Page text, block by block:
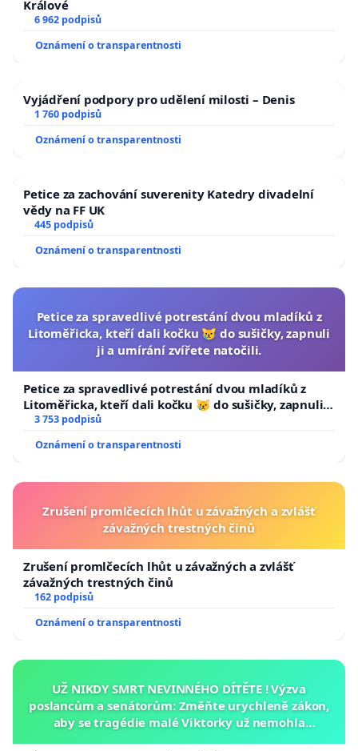
Králové
6 962 podpisů
Oznámení o transparentnosti
Vyjádření podpory pro udělení milosti – Denis
1 760 podpisů
Oznámení o transparentnosti
Petice za zachování suverenity Katedry divadelní
vědy na FF UK
445 podpisů
Oznámení o transparentnosti
Petice za spravedlivé potrestání dvou mladíků z
Litoměřicka, kteří dali kočku 😿 do sušičky, zapnuli
ji a umírání zvířete natočili.
Petice za spravedlivé potrestání dvou mladíků z
Litoměřicka, kteří dali kočku 😿 do sušičky, zapnuli ji
a umírání zvířete natočili.
3 753 podpisů
Oznámení o transparentnosti
Zrušení promlčecích lhůt u závažných a zvlášť
závažných trestných činů
Zrušení promlčecích lhůt u závažných a zvlášť
závažných trestných činů
162 podpisů
Oznámení o transparentnosti
UŽ NIKDY SMRT NEVINNÉHO DÍTĚTE ! Výzva
poslancům a senátorům: Změňte urychleně zákon,
aby se tragédie malé Viktorky už nemohla